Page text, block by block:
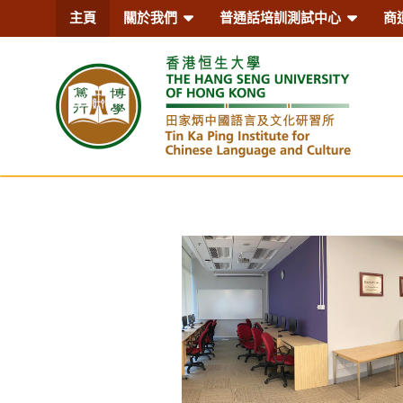
主頁 關於我們 普通話培訓測試中心 商
香港恒生大學田家炳中國語
研習所 – ICLC, HSUHK